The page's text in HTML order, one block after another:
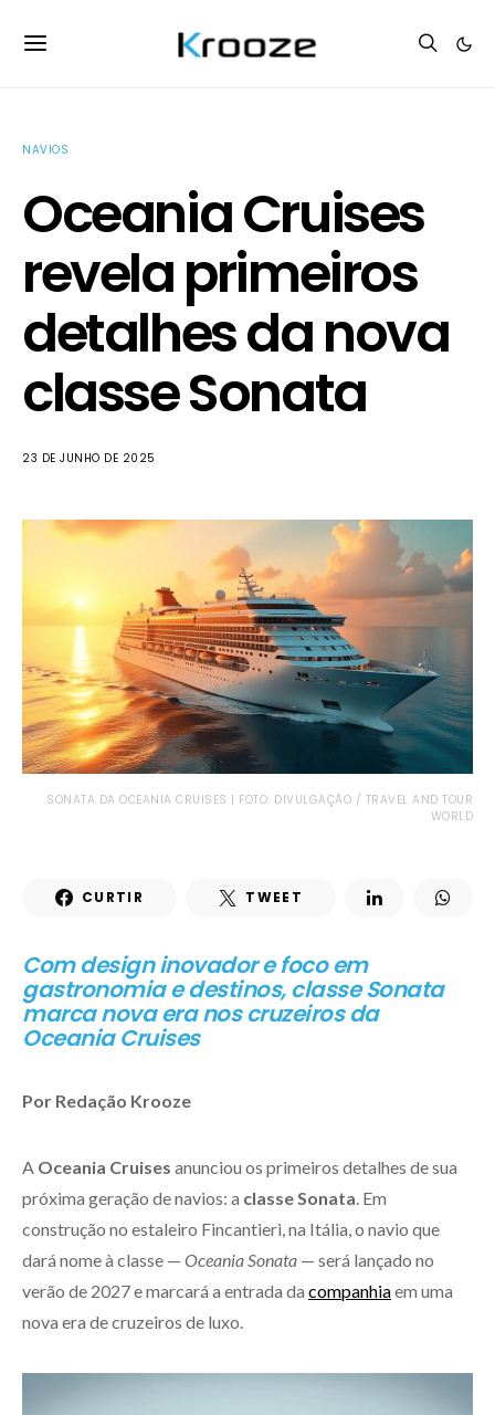
NAVIOS
Oceania Cruises
revela primeiros
detalhes da nova
classe Sonata
23 DE JUNHO DE 2025
SONATA DA OCEANIA CRUISES | FOTO: DIVULGAÇÃO / TRAVEL AND TOUR
WORLD
CURTIR TWEET
Com design inovador e foco em
gastronomia e destinos, classe Sonata
marca nova era nos cruzeiros da
Oceania Cruises
Por Redação Krooze
A Oceania Cruises anunciou os primeiros detalhes de sua
próxima geração de navios: a classe Sonata . Em
construção no estaleiro Fincantieri, na Itália, o navio que
dará nome à classe — Oceania Sonata — será lançado no
verão de 2027 e marcará a entrada da companhiaem uma
nova era de cruzeiros de luxo.